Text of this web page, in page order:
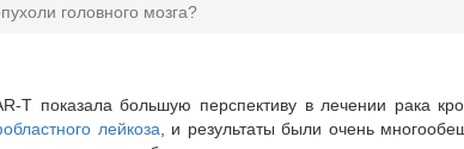
головного мозга?
T показала большую перспективу в лечении рака
лейкоза , и результаты были очень